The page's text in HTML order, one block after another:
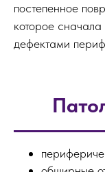
постепенное
которое
дефектами